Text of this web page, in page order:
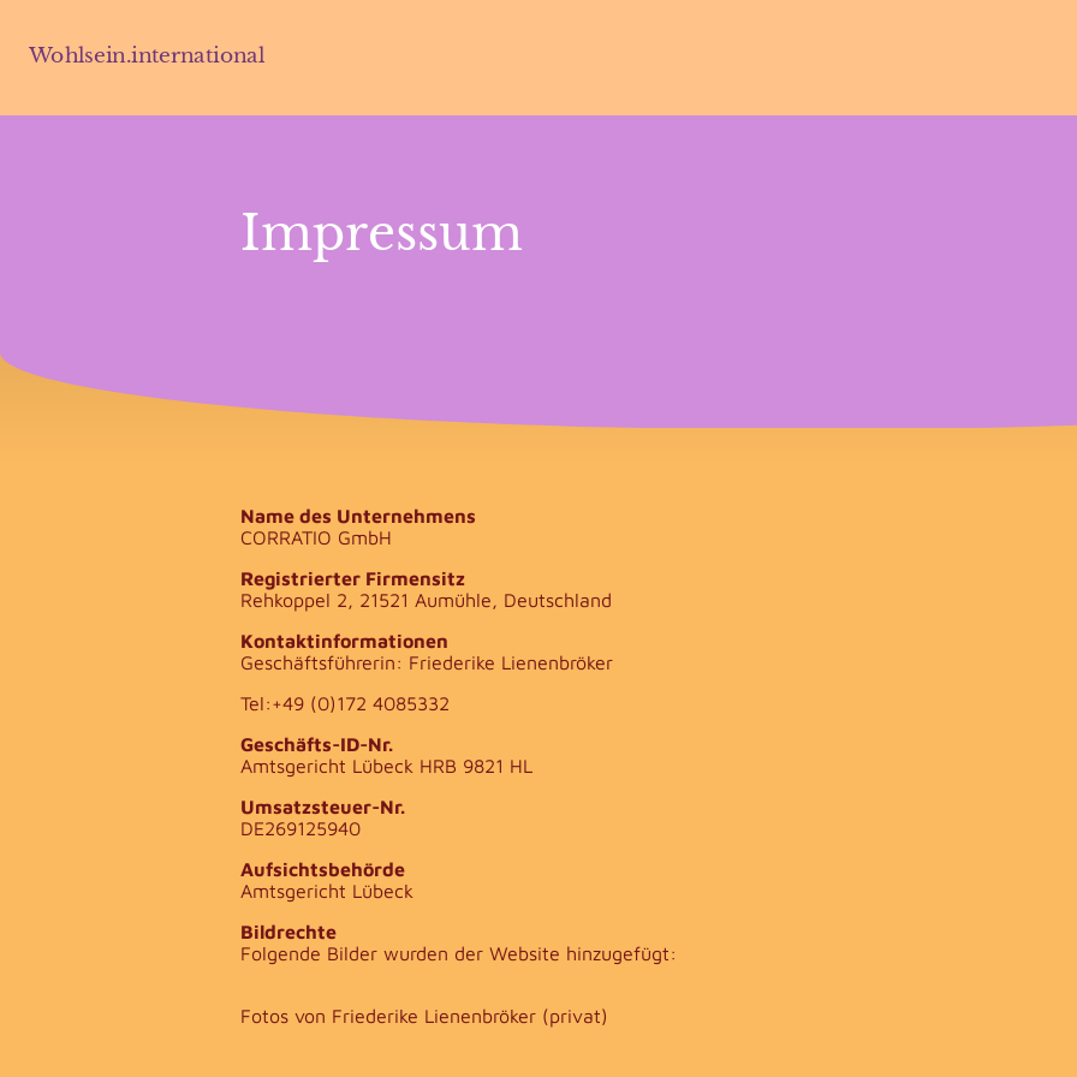
Wohlsein.international
Impressum
Name des Unternehmens
CORRATIO GmbH
Registrierter Firmensitz
Rehkoppel 2, 21521 Aumühle, Deutschland
Kontaktinformationen
Geschäftsführerin: Friederike Lienenbröker
Tel:+49 (0)172 4085332
Geschäfts-ID-Nr.
Amtsgericht Lübeck HRB 9821 HL
Umsatzsteuer-Nr.
DE269125940
Aufsichtsbehörde
Amtsgericht Lübeck
Bildrechte
Folgende Bilder wurden der Website hinzugefügt:
Fotos von Friederike Lienenbröker (privat)